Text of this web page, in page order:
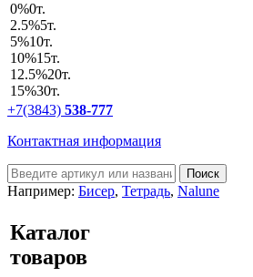
0%0т.
2.5%5т.
5%10т.
10%15т.
12.5%20т.
15%30т.
+7(3843) 538-777
Контактная информация
Например: Бисер, Тетрадь, Nalune
Каталог
товаров